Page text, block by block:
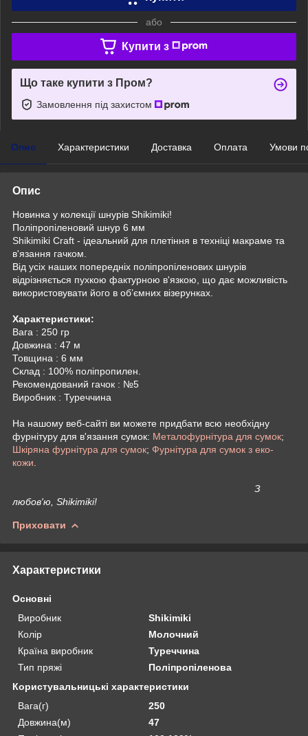
або
Купити з
Що таке купити з Пром?
Замовлення під захистом
Опис Характеристики Доставка Оплата Умови
Опис
Новинка у колекції шнурів Shikimiki!
Поліпропіленовий шнур 6 мм
Shikimiki Craft - ідеальний для плетіння в техніці макраме та
в'язання гачком.
Від усіх наших попередніх поліпропіленових шнурів
відрізняється пухкою фактурною в'язкою, що дає можливість
використовувати його в обʼємних візерунках.
Характеристики:
Вага : 250 гр
Довжина : 47 м
Товщина : 6 мм
Склад : 100% поліпропилен.
Рекомендований гачок : №5
Виробник : Туреччина
На нашому веб-сайті ви можете придбати всю необхідну
фурнітуру для в'язання сумок: Металофурнітура для сумок;
Шкіряна фурнітура для сумок; Фурнітура для сумок з еко-
кожи
З
любов'ю, Shikimiki!
Приховати
Характеристики
Основні
Виробник
Shikimiki
Колір
Молочний
Країна виробник
Туреччина
Тип пряжі
Поліпропіленова
Користувальницькі характеристики
Вага(г)
250
Довжина(м)
47